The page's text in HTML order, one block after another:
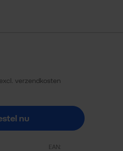
verzendkosten
nu
EAN: